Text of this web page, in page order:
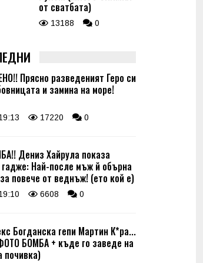
от сватбата)
13188 0
Прясно разведеният Геро си
и замина на море!
17220 0
Дениз Хайрула показа
гадже: Най-после мъж й обърна
повече от веднъж! (ето кой е)
6608 0
Богданска гепи Мартин К*ра...
БОМБА + къде го заведе на
почивка)